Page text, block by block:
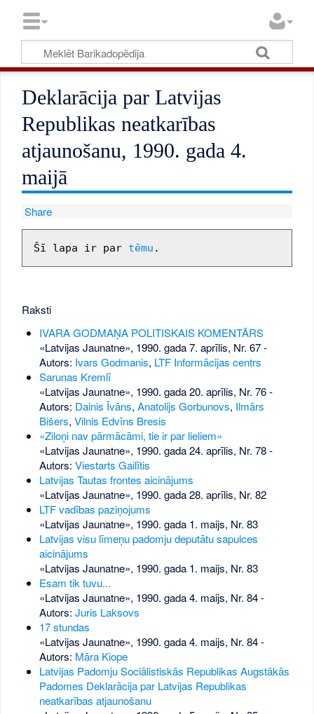
Deklarācija par Latvijas
Republikas neatkarības
atjaunošanu, 1990. gada 4.
maijā
Share
Šī lapa ir par tēmu
Raksti
IVARA GODMAŅA POLITISKAIS KOMENTĀRS
«Latvijas Jaunatne», 1990. gada 7. aprīlis, Nr. 67-
Autors: Ivars Godmanis, LTF Informācijas centrs
Sarunas Kremlī
«Latvijas Jaunatne», 1990. gada 20. aprīlis, Nr. 76-
Autors: Dainis Īvāns, Anatolijs Gorbunovs, Ilmārs
Bišers, Vilnis Edvīns Bresis
«Ziloņi nav pārmācāmi, tie ir par lieliem»
«Latvijas Jaunatne», 1990. gada 24. aprīlis, Nr. 78-
Autors: Viestarts Gailītis
Latvijas Tautas frontes aicinājums
«Latvijas Jaunatne», 1990. gada 28. aprīlis, Nr. 82
LTF vadības paziņojums
«Latvijas Jaunatne», 1990. gada 1. maijs, Nr. 83
Latvijas visu līmeņu padomju deputātu sapulces
aicinājums
«Latvijas Jaunatne», 1990. gada 1. maijs, Nr. 83
Esam tik tuvu...
«Latvijas Jaunatne», 1990. gada 4. maijs, Nr. 84-
Autors: Juris Laksovs
17 stundas
«Latvijas Jaunatne», 1990. gada 4. maijs, Nr. 84-
Autors: Māra Kiope
Latvijas Padomju Sociālistiskās Republikas Augstākās
Padomes Deklarācija par Latvijas Republikas
neatkarības atjaunošanu